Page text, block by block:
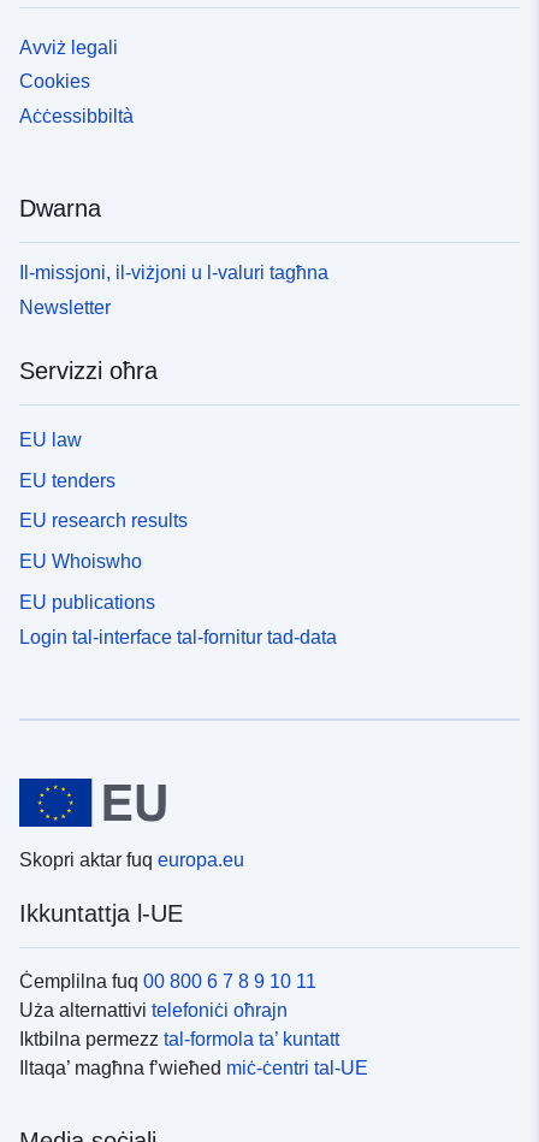
Avviż legali
Cookies
Aċċessibbiltà
Dwarna
Il-missjoni, il-viżjoni u l-valuri tagħna
Newsletter
Servizzi oħra
EU law
EU tenders
EU research results
EU Whoiswho
EU publications
Login tal-interface tal-fornitur tad-data
Skopri aktar fuq europa.eu
Ikkuntattja l-UE
Ċemplilna fuq 00 800 6 7 8 9 10 11
Uża alternattivi telefoniċi oħrajn
Iktbilna permezz tal-formola ta’ kuntatt
Iltaqa’ magħna f’wieħed miċ-ċentri tal-UE